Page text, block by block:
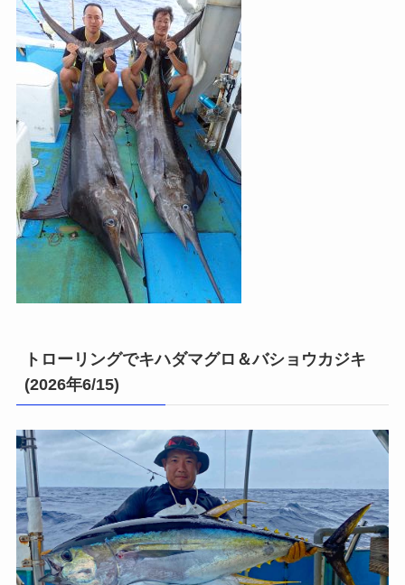
トローリングでキハダマグロ＆バショウカジキ
(2026年6/15)